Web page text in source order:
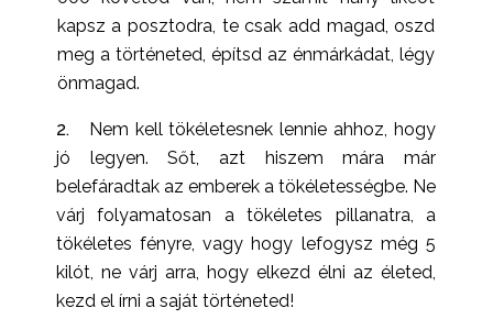
kapsz a posztodra, te csak add magad, oszd
meg a történeted, építsd az énmárkádat, légy
önmagad.
Nem kell tökéletesnek lennie ahhoz, hogy
jó legyen. Sőt, azt hiszem mára már
belefáradtak az emberek a tökéletességbe. Ne
várj folyamatosan a tökéletes pillanatra, a
tökéletes fényre, vagy hogy lefogysz még 5
kilót, ne várj arra, hogy elkezd élni az életed,
kezd el írni a saját történeted!